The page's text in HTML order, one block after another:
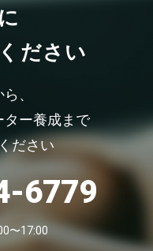
に
ださい
、
ター養成まで
ださい
6779
〜17:00